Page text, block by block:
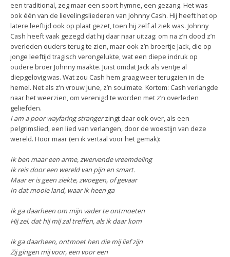
een traditional, zeg maar een soort hymne, een gezang. Het was
ook één van de lievelingsliederen van Johnny Cash. Hij heeft het op
latere leeftijd ook op plaat gezet, toen hij zelf al ziek was. Johnny
Cash heeft vaak gezegd dat hij daar naar uitzag: om na z’n dood z’n
overleden ouders terug te zien, maar ook z’n broertje Jack, die op
jonge leeftijd tragisch verongelukte, wat een diepe indruk op
oudere broer Johnny maakte. Juist omdat Jack als ventje al
diepgelovig was. Wat zou Cash hem graag weer terugzien in de
hemel. Net als z’n vrouw June, z’n soulmate. Kortom: Cash verlangde
naar het weerzien, om verenigd te worden met z’n overleden
geliefden.
I am a poor wayfaring strangerzingt daar ook over, als een
pelgrimslied, een lied van verlangen, door de woestijn van deze
wereld. Hoor maar (en ik vertaal voor het gemak):
Ik ben maar een arme, zwervende vreemdeling
Ik reis door een wereld van pijn en smart.
Maar er is geen ziekte, zwoegen, of gevaar
In dat mooie land, waar ik heen ga
Ik ga daarheen om mijn vader te ontmoeten
Hij zei, dat hij mij zal treffen, als ik daar kom
Ik ga daarheen, ontmoet hen die mij lief zijn
Zij gingen mij voor, een voor een